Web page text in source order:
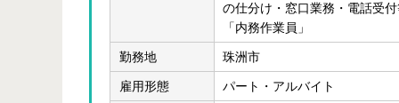
の仕分け・窓口業務・電話受
「内務作業員」
勤務地 珠洲市
雇用形態 パート・アルバイト